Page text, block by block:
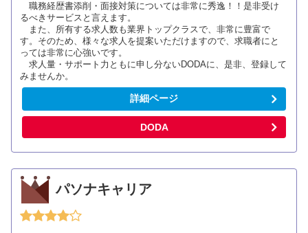
職務経歴書添削・面接対策については非常に秀逸！！是非受け
るべきサービスと言えます。
また、所有する求人数も業界トップクラスで、非常に豊富で
す。そのため、様々な求人を提案いただけますので、求職者にと
っては非常に心強いです。
求人量・サポート力ともに申し分ないDODAに、是非、登録して
みませんか。
詳細ページ
DODA
パソナキャリア